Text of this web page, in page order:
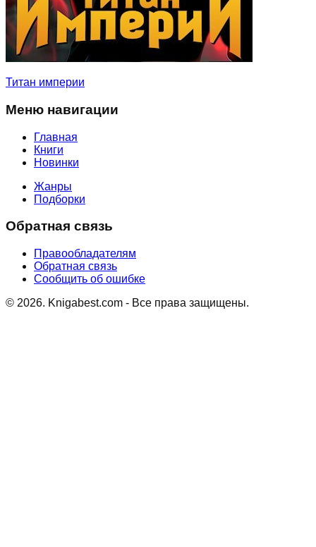
Титан империи
Меню навигации
Главная
Книги
Новинки
Жанры
Подборки
Обратная связь
Правообладателям
Обратная связь
Сообщить об ошибке
© 2026. Knigabest.com - Все права защищены.